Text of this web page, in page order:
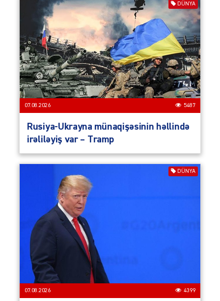
DÜNYA
07.08.2026 5487
Rusiya-Ukrayna münaqişəsinin həllində
irəliləyiş var – Tramp
DÜNYA
07.08.2026 4399